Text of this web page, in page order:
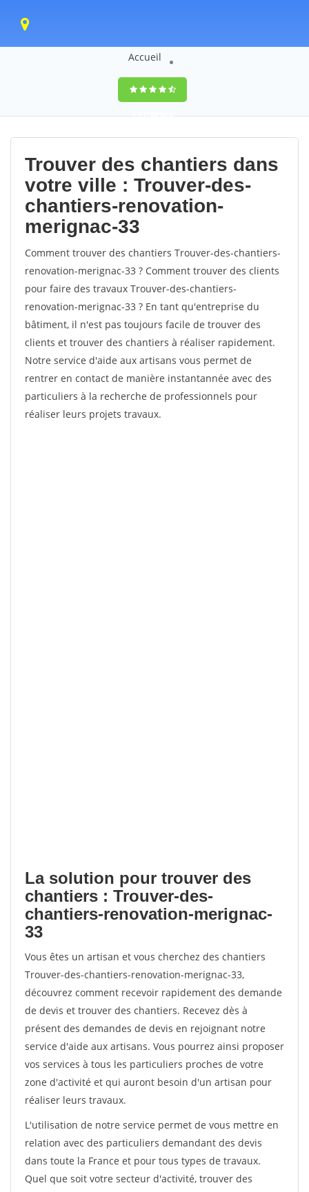
Accueil
9,5(100%)0
votes
Trouver des chantiers dans
votre ville : Trouver-des-
chantiers-renovation-
merignac-33
Comment trouver des chantiers Trouver-des-chantiers-
renovation-merignac-33 ? Comment trouver des clients
pour faire des travaux Trouver-des-chantiers-
renovation-merignac-33 ? En tant qu'entreprise du
bâtiment, il n'est pas toujours facile de trouver des
clients et trouver des chantiers à réaliser rapidement.
Notre service d'aide aux artisans vous permet de
rentrer en contact de manière instantannée avec des
particuliers à la recherche de professionnels pour
réaliser leurs projets travaux.
La solution pour trouver des
chantiers : Trouver-des-
chantiers-renovation-merignac-
33
Vous êtes un artisan et vous cherchez des chantiers
Trouver-des-chantiers-renovation-merignac-33,
découvrez comment recevoir rapidement des demande
de devis et trouver des chantiers. Recevez dès à
présent des demandes de devis en rejoignant notre
service d'aide aux artisans. Vous pourrez ainsi proposer
vos services à tous les particuliers proches de votre
zone d'activité et qui auront besoin d'un artisan pour
réaliser leurs travaux.
L'utilisation de notre service permet de vous mettre en
relation avec des particuliers demandant des devis
dans toute la France et pour tous types de travaux.
Quel que soit votre secteur d'activité, trouver des